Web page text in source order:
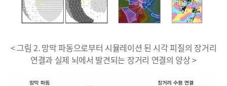
< 그림 2. 망막 파동으로부터 시뮬레이션 된 시각 피질의 장거리
연결과 실제 뇌에서 발견되는 장거리 연결의 양상 >